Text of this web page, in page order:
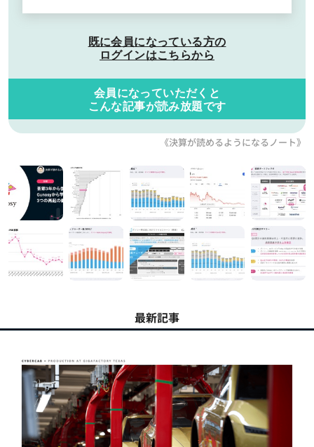
既に会員になっている方の
ログインはこちらから
会員になっていただくと
こんな記事が読み放題です
《決算が読めるようになるノート》
最新記事